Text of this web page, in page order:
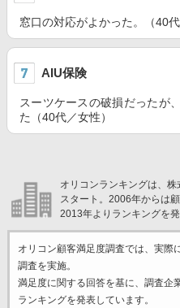
窓口の対応がよかった。（40代
AIU保険
スーツケースの破損だったが
た（40代／女性）
オリコンランキングは、
スタート。2006年からは
2013年よりランキングを発
オリコン顧客満足度調査では、実際
調査を実施。
満足度に関する回答を基に、調査企
ランキングを発表しています。